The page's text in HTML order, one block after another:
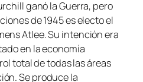
ganó la Guerra, pero
de 1945 es electo el
Atlee. Su intención era
en la economía
total de todas las áreas
Se produce la